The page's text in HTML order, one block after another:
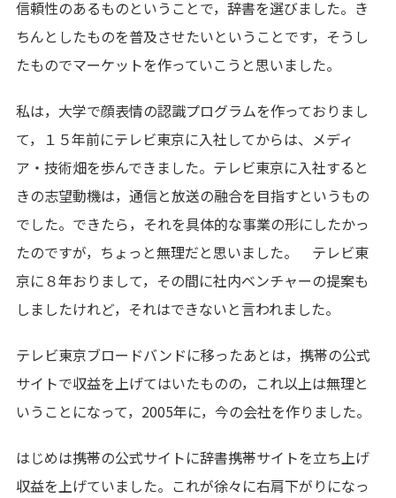
信頼性のあるものということで，辞書を選びました。き
ちんとしたものを普及させたいということです，そうし
たものでマーケットを作っていこうと思いました。
私は，大学で顔表情の認識プログラムを作っておりまし
て，１５年前にテレビ東京に入社してからは、メディ
ア・技術畑を歩んできました。テレビ東京に入社すると
きの志望動機は，通信と放送の融合を目指すというもの
でした。できたら，それを具体的な事業の形にしたかっ
たのですが，ちょっと無理だと思いました。 ­テレビ東
京に８年おりまして，その間に社内ベンチャーの提案も
しましたけれど，それはできないと言われました。
テレビ東京ブロードバンドに移ったあとは，携帯の公式
サイトで収益を上げてはいたものの，これ以上は無理と
いうことになって，2005年に，今の会社を作りました。
はじめは携帯の公式サイトに辞書携帯サイトを立ち上げ
収益を上げていました。これが徐々に右肩下がりになっ